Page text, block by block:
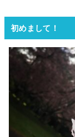
初めまして！